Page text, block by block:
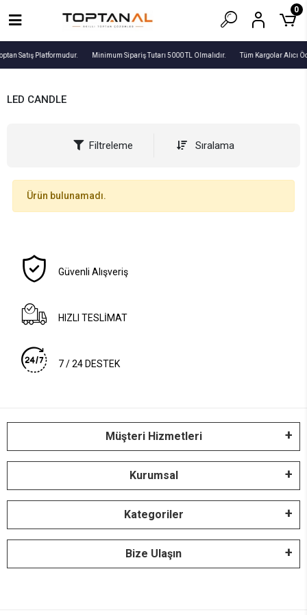
Satış Platformudur. Minimum Sipariş Tutarı 5000 TL Olmalıdır. Tüm Kargolar Alıcı
0
LED CANDLE
Filtreleme Sıralama
Ürün bulunamadı.
Güvenli Alışveriş
HIZLI TESLİMAT
7 / 24 DESTEK
Müşteri Hizmetleri
Kurumsal
Kategoriler
Bize Ulaşın